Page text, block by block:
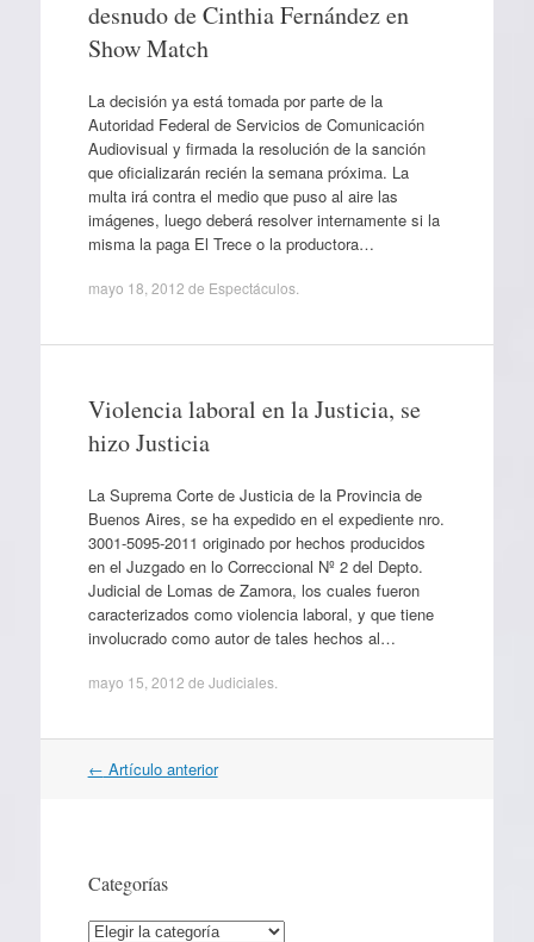
desnudo de Cinthia Fernández en
Show Match
La decisión ya está tomada por parte de la
Autoridad Federal de Servicios de Comunicación
Audiovisual y firmada la resolución de la sanción
que oficializarán recién la semana próxima. La
multa irá contra el medio que puso al aire las
imágenes, luego deberá resolver internamente si la
misma la paga El Trece o la productora…
mayo 18, 2012 de Espectáculos.
Violencia laboral en la Justicia, se
hizo Justicia
La Suprema Corte de Justicia de la Provincia de
Buenos Aires, se ha expedido en el expediente nro.
3001-5095-2011 originado por hechos producidos
en el Juzgado en lo Correccional Nº 2 del Depto.
Judicial de Lomas de Zamora, los cuales fueron
caracterizados como violencia laboral, y que tiene
involucrado como autor de tales hechos al…
mayo 15, 2012 de Judiciales.
Navegación
← Artículo anterior
Categorías
Categorías